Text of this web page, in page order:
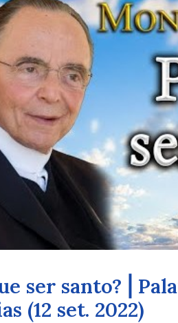
ser santo?
(12 set. 2022)